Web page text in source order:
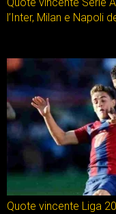
Quote vincente Serie
l’Inter, Milan e Napoli
Quote vincente Liga